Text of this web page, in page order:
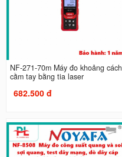
NF-271-70m Máy đo khoảng cách
cầm tay bằng tia laser
682.500 đ